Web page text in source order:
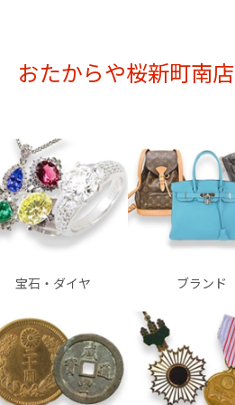
おたからや桜新町南
宝石・ダイヤ ブランド